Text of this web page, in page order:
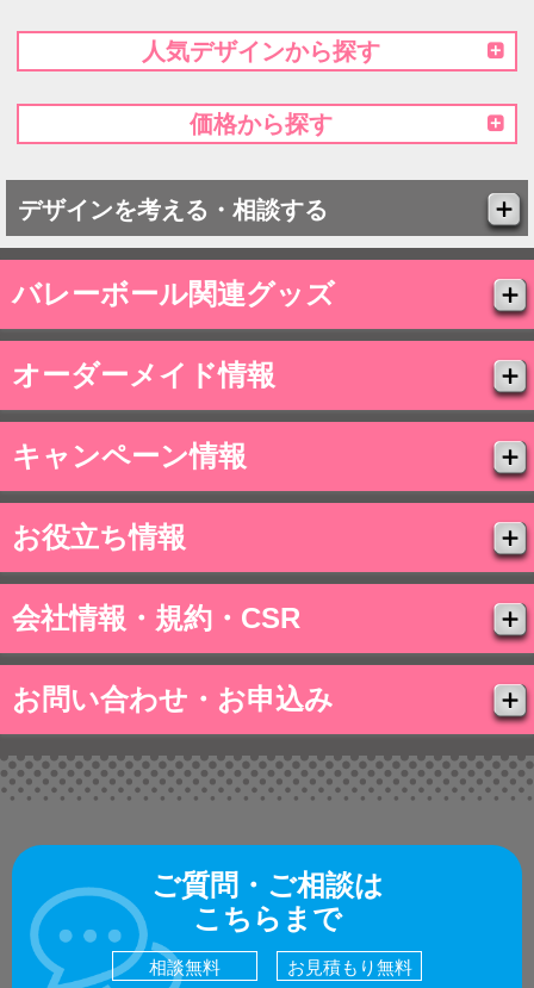
人気デザインから探す
価格から探す
デザインを考える・相談する
バレーボール関連グッズ
オーダーメイド情報
キャンペーン情報
お役立ち情報
会社情報・規約・CSR
お問い合わせ・お申込み
ご質問・ご相談は
こちらまで
相談無料 お見積もり無料